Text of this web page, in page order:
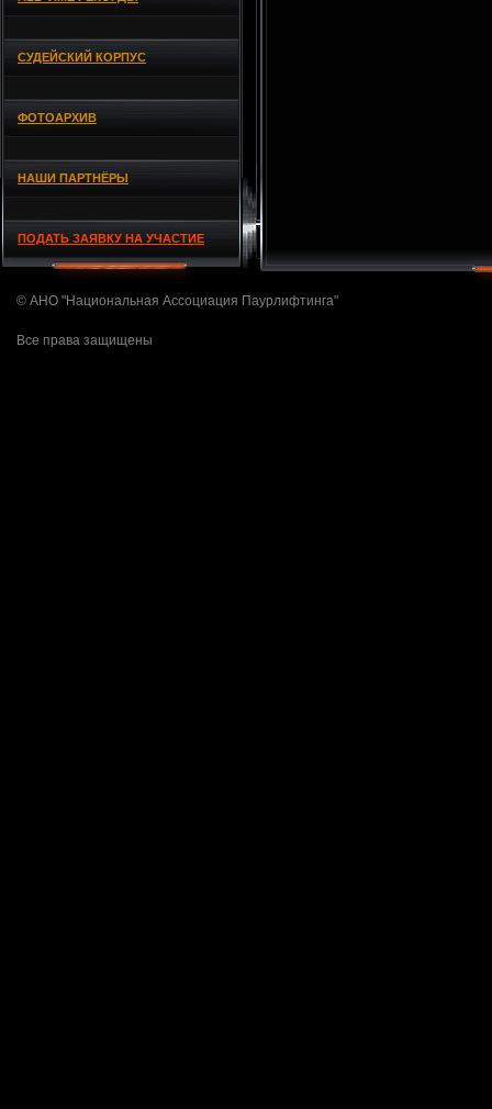
СУДЕЙСКИЙ КОРПУС
ФОТОАРХИВ
НАШИ ПАРТНЁРЫ
ПОДАТЬ ЗАЯВКУ НА УЧАСТИЕ
© АНО "Национальная Ассоциация Паурлифтинга"
Все права защищены